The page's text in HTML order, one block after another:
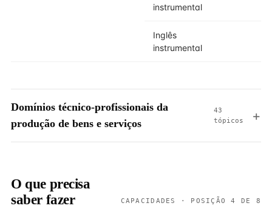
instrumental
Inglês
instrumental
Domínios técnico-profissionais da
produção de bens e serviços
43
tópicos
O que precisa
saber fazer
CAPACIDADES · POSIÇÃO 4 DE 8